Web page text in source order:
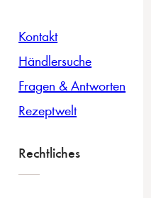
Kontakt
Händlersuche
Fragen & Antworten
Rezeptwelt
Rechtliches